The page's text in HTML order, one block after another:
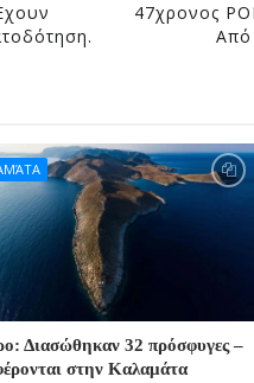
47χρονος
Από
Διασώθηκαν 32 πρόσφυγες –
στην Καλαμάτα